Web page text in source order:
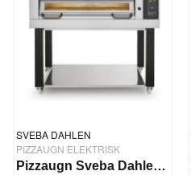
SVEBA DAHLEN
PIZZAUGN ELEKTRISK
Pizzaugn Sveba Dahlen DC-31P 3-däck